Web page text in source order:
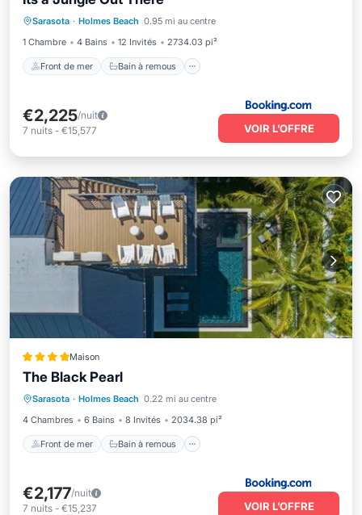
Sarasota · Holmes Beach 0.95 mi au centre
1 Chambre
4 Bains 12 Invités 2734.03 pi²
Front de mer Bain à remous
Front de mer
Piscine
€2,225/nuit
7 nuits - €15,577 VOIR L’OFFRE
Maison
The Black Pearl
Sarasota · Holmes Beach 0.22 mi au centre
4 Chambres
6 Bains 8 Invités 2034.38 pi²
Front de mer Bain à remous
Front de mer
Piscine
€2,177/nuit
7 nuits - €15,237 VOIR L’OFFRE